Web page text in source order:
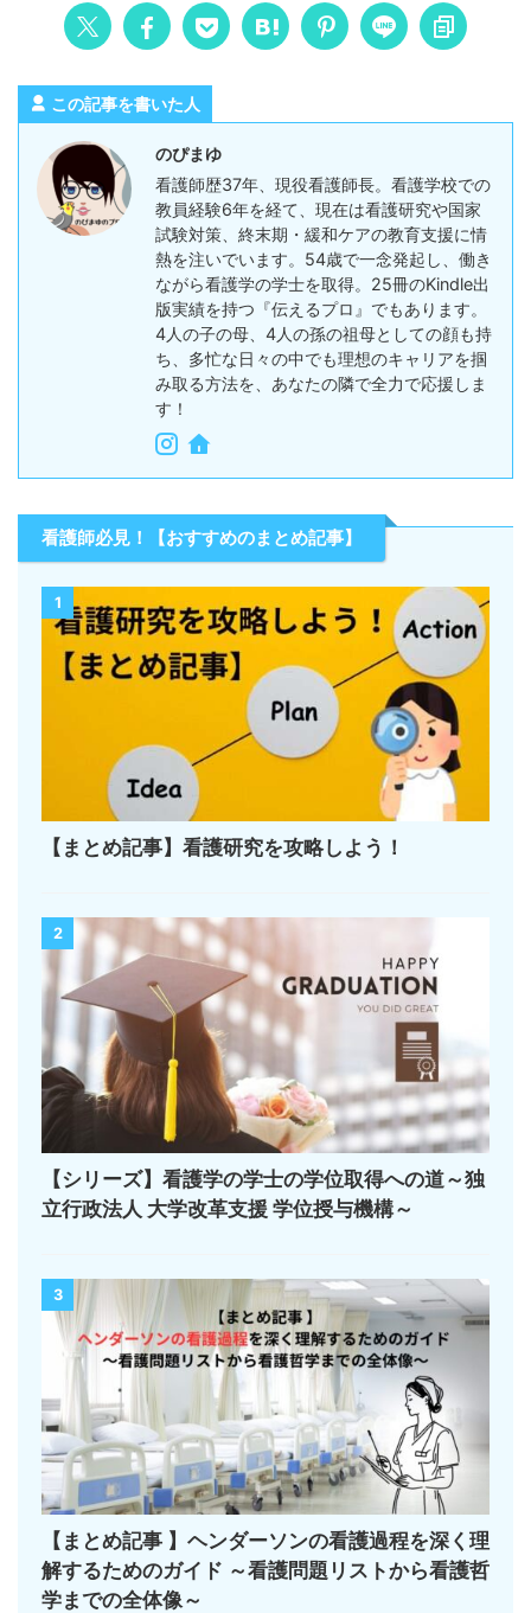
この記事を書いた人
のぴまゆ
看護師歴37年、現役看護師長。看護学校での
教員経験6年を経て、現在は看護研究や国家
試験対策、終末期・緩和ケアの教育支援に情
熱を注いでいます。54歳で一念発起し、働き
ながら看護学の学士を取得。25冊のKindle出
版実績を持つ『伝えるプロ』でもあります。
4人の子の母、4人の孫の祖母としての顔も持
ち、多忙な日々の中でも理想のキャリアを掴
み取る方法を、あなたの隣で全力で応援しま
す！
看護師必見！【おすすめのまとめ記事】
1
【まとめ記事】看護研究を攻略しよう！
2
【シリーズ】看護学の学士の学位取得への道～独
立行政法人 大学改革支援 学位授与機構～
3
【まとめ記事 】ヘンダーソンの看護過程を深く理
解するためのガイド ～看護問題リストから看護哲
学までの全体像～